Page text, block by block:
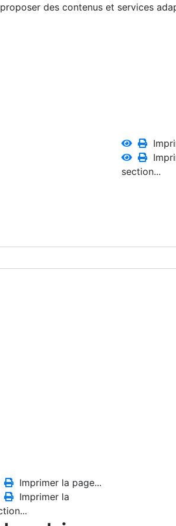
des contenus et services
section...
Imprimer la page...
Imprimer la